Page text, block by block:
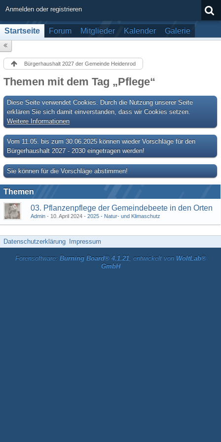
Anmelden oder registrieren
Startseite Forum Mitglieder Kalender Galerie
Bürgerhaushalt 2027 der Gemeinde Heidenrod
Themen mit dem Tag „Pflege“
Diese Seite verwendet Cookies. Durch die Nutzung unserer Seite
erklären Sie sich damit einverstanden, dass wir Cookies setzen.
Weitere Informationen
Vom 11.05. bis zum 30.06.2025 können wieder Vorschläge für den
Bürgerhaushalt 2027 - 2030 eingetragen werden!
Sie können für die Vorschläge abstimmen!
Themen
03. Pflanzenpflege der Gemeindebeete in den Orten
Admin 10. April 2024 2025 - Natur- und Klimaschutz
Datenschutzerklärung Impressum
Forensoftware: Burning Board® 4.1.21, entwickelt von WoltLab®
GmbH